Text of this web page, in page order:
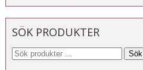
SÖK PRODUKTER
Sök